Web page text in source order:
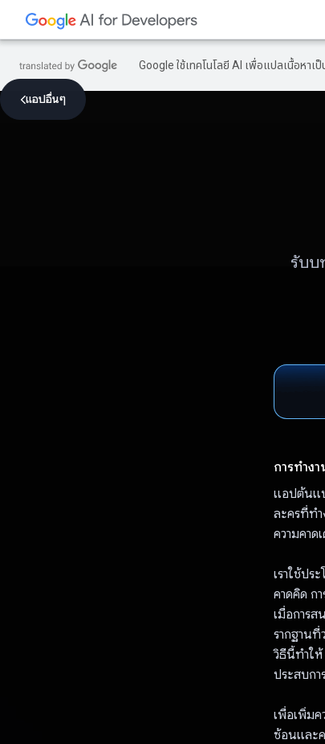
Google ใช้เทคโนโลยี AI เพื่อแปลเนื้อหา
แอปอื่นๆ
รับบ
การทำงา
แอปต้นแ
ละครที่ท
ความคา
เราใช้ปร
คาดคิด ก
เมื่อการส
รากฐานที่
วิธีนี้ทำใ
ประสบก
เพื่อเพิ่มค
ซ้อนและ